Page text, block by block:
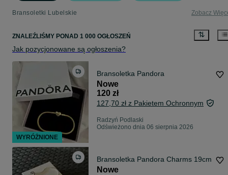
Bransoletki Lubelskie Zobacz
ZNALEŹLIŚMY PONAD 1 000 OGŁOSZEŃ
Jak pozycjonowane są ogłoszenia?
Bransoletka Pandora
Nowe
120 zł
127,70 zł z Pakietem Ochronnym
Radzyń Podlaski
Odświeżono dnia 06 sierpnia 2026
Bransoletka Pandora Charms 19cm
Nowe
WYRÓŻNIONE